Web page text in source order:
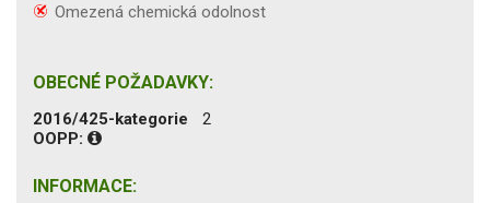
Omezená chemická odolnost
OBECNÉ POŽADAVKY:
2016/425-kategorie
OOPP:
2
INFORMACE: